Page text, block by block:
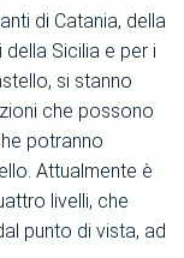
di Catania, della
Sicilia e per i
si stanno
che possono
potranno
Attualmente è
livelli, che
punto di vista, ad